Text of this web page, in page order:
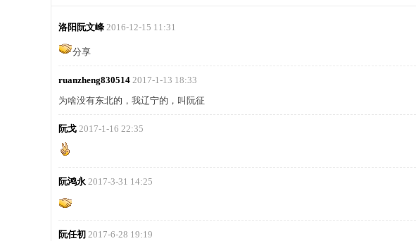
洛阳阮文峰 2016-12-15 11:31
分享
ruanzheng830514 2017-1-13 18:33
为啥没有东北的，我辽宁的，叫阮征
阮戈 2017-1-16 22:35
阮鸿永 2017-3-31 14:25
阮任初 2017-6-28 19:19